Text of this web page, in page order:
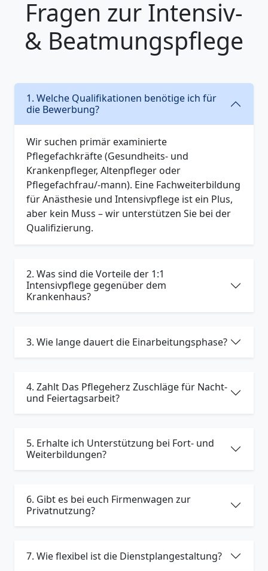
Fragen zur Intensiv-
& Beatmungspflege
1. Welche Qualifikationen benötige ich für
die Bewerbung?
Wir suchen primär examinierte
Pflegefachkräfte (Gesundheits- und
Krankenpfleger, Altenpfleger oder
Pflegefachfrau/-mann). Eine Fachweiterbildung
für Anästhesie und Intensivpflege ist ein Plus,
aber kein Muss – wir unterstützen Sie bei der
Qualifizierung.
2. Was sind die Vorteile der 1:1
Intensivpflege gegenüber dem
Krankenhaus?
3. Wie lange dauert die Einarbeitungsphase?
4. Zahlt Das Pflegeherz Zuschläge für Nacht-
und Feiertagsarbeit?
5. Erhalte ich Unterstützung bei Fort- und
Weiterbildungen?
6. Gibt es bei euch Firmenwagen zur
Privatnutzung?
7. Wie flexibel ist die Dienstplangestaltung?